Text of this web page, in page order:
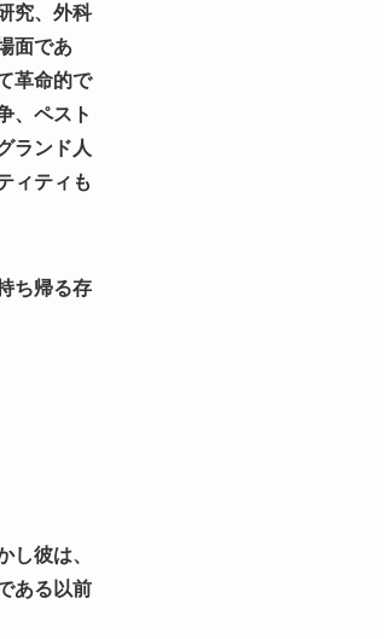
究、外科
面であ
革命的で
、ペスト
ランド人
ィティも
ち帰る存
し彼は、
ある以前